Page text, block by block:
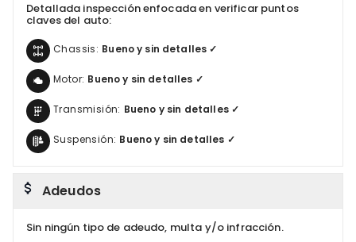
Detallada inspección enfocada en verificar puntos
claves del auto:
Chassis: Bueno y sin detalles ✓
Motor: Bueno y sin detalles ✓
Transmisión: Bueno y sin detalles ✓
Suspensión: Bueno y sin detalles ✓
Adeudos
Sin ningún tipo de adeudo, multa y/o infracción.